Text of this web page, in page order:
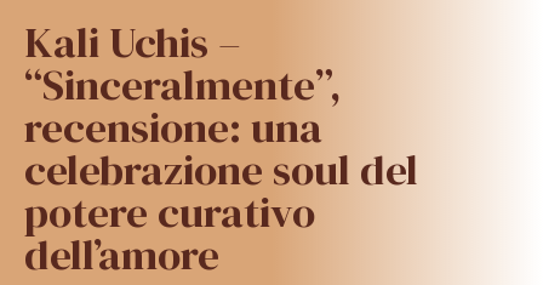
Kali Uchis –
“Sinceralmente”,
recensione: una
celebrazione soul del
potere curativo
dell’amore